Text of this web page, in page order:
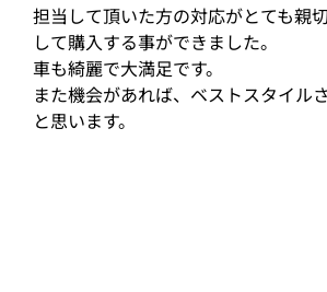
担当して頂いた方の対応がとても親
して購入する事ができました。
車も綺麗で大満足です。
また機会があれば、ベストスタイル
と思います。